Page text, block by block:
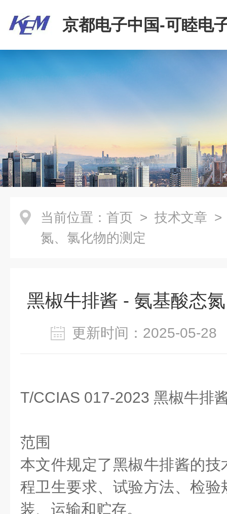
京都电子中国-可睦电
商贸有限公司
当前位置： 首页 > 技术文章 >
氮、氯化物的测定
黑椒牛排酱 - 氨基酸态
更新时间：2025-05-
T/CCIAS 017-2023 黑椒牛排
范围
本文件规定了黑椒牛排酱的
程卫生要求、试验方法、检
装、运输和贮存。